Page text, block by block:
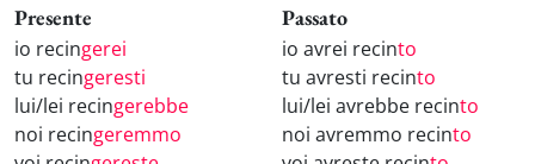
Presente
io recingerei
tu recingeresti
lui/lei recingerebbe
noi recingeremmo
Passato
io avrei recinto
tu avresti recinto
lui/lei avrebbe recinto
noi avremmo recinto